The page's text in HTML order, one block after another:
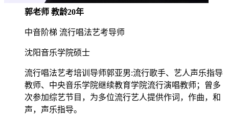
郭老师 教龄20年
中音阶梯 流行唱法艺考导师
沈阳音乐学院硕士
流行唱法艺考培训导师郭亚男:流行歌手、艺人声乐指导
教师、中央音乐学院继续教育学院流行演唱教师；曾多
次参加综艺节目，为多位流行艺人提供作词，作曲，和
声，声乐指导。